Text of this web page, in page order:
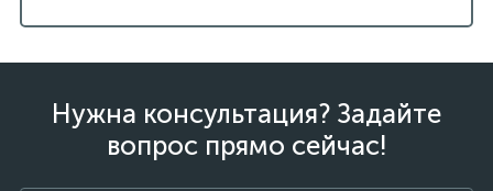
Нужна консультация? Задайте
вопрос прямо сейчас!